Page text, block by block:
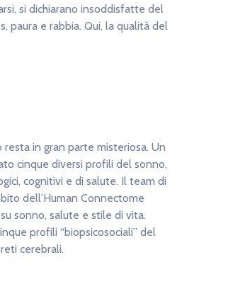
si dichiarano insoddisfatte del
paura e rabbia. Qui, la qualità del
in gran parte misteriosa. Un
cinque diversi profili del sonno,
cognitivi e di salute. Il team di
dell’Human Connectome
sonno, salute e stile di vita.
profili “biopsicosociali” del
cerebrali.